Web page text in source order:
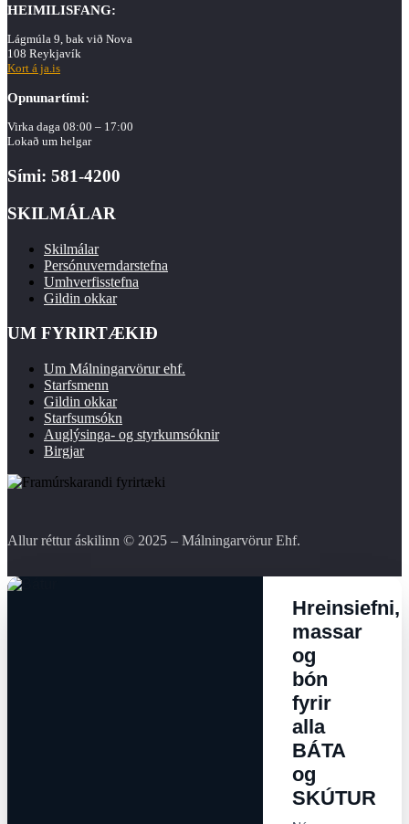
HEIMILISFANG:
Lágmúla 9, bak við Nova
108 Reykjavík
Kort á ja.is
Opnunartími:
Virka daga 08:00 – 17:00
Lokað um helgar
Sími: 581-4200
SKILMÁLAR
Skilmálar
Persónuverndarstefna
Umhverfisstefna
Gildin okkar
UM FYRIRTÆKIÐ
Um Málningarvörur ehf.
Starfsmenn
Gildin okkar
Starfsumsókn
Auglýsinga- og styrkumsóknir
Birgjar
Allur réttur áskilinn © 2025 – Málningarvörur Ehf.
Hreinsiefni,
massar
og
bón
fyrir
alla
BÁTA
og
SKÚTUR